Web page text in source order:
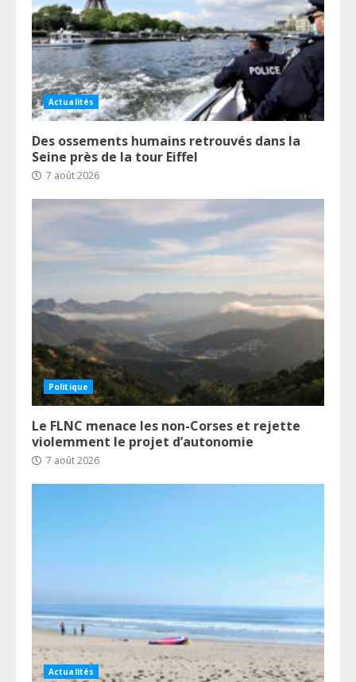
Actualités
Des ossements humains retrouvés dans la
Seine près de la tour Eiffel
7 août 2026
Politique
Le FLNC menace les non-Corses et rejette
violemment le projet d’autonomie
7 août 2026
Actualités